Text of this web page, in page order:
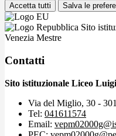
Accetta tutti Salva le
Sito
Venezia Mestre
Contatti
Sito istituzionale Liceo
Via del Miglio, 30 -
Tel: 041611574
Email: